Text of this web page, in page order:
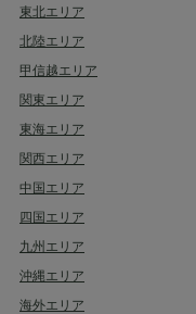
東北エリア
北陸エリア
甲信越エリア
関東エリア
東海エリア
関西エリア
中国エリア
四国エリア
九州エリア
沖縄エリア
海外エリア